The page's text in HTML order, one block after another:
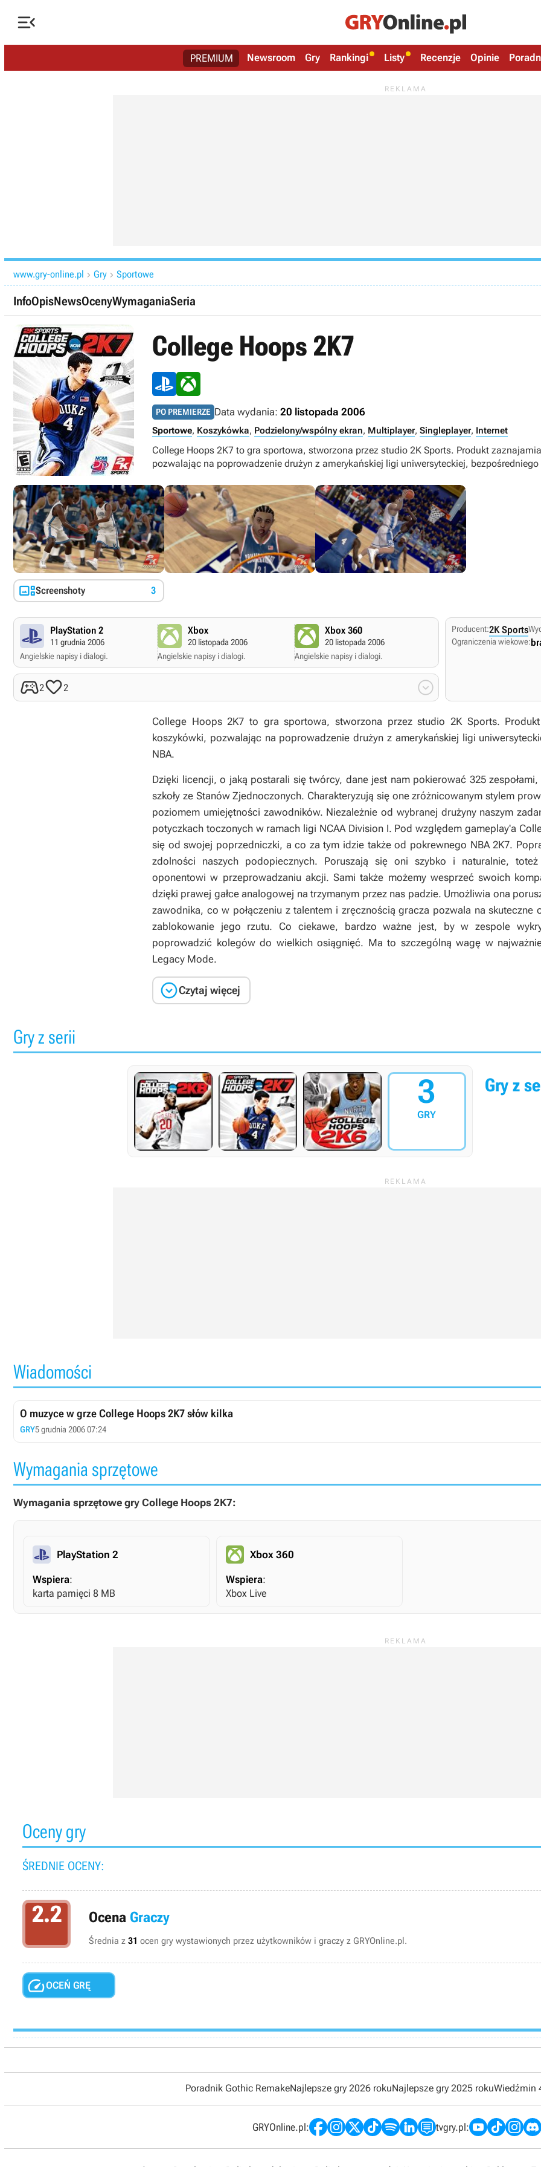

PREMIUM Newsroom Gry Rankingi Listy Recenzje Opinie
www.gry-online.pl  Gry  Sportowe
InfoOpisNewsOcenyWymaganiaSeria
College Hoops 2K7
PO PREMIERZE Data wydania: 20 listopada 2006
Sportowe, Koszykówka, Podzielony/wspólny ekran, Multiplayer, Singleplayer, Internet
College Hoops 2K7 to gra sportowa, stworzona przez studio 2K Sports. Produkt
pozwalając na poprowadzenie drużyn z amerykańskiej ligi uniwersyteckiej, bezpośredniego
Screenshoty 3
PlayStation 2
11 grudnia 2006
Angielskie napisy i dialogi.
Xbox
20 listopada 2006
Angielskie napisy i dialogi.
Xbox 360
20 listopada 2006
Angielskie napisy i dialogi.
22 
Producent:2K Sports
Ograniczenia wiekowe:
College Hoops 2K7 to gra sportowa, stworzona przez studio 2K Sports.
koszykówki, pozwalając na poprowadzenie drużyn z amerykańskiej ligi
NBA.
Dzięki licencji, o jaką postarali się twórcy, dane jest nam pokierować 325
szkoły ze Stanów Zjednoczonych. Charakteryzują się one zróżnicowanym stylem
poziomem umiejętności zawodników. Niezależnie od wybranej drużyny naszym
potyczkach toczonych w ramach ligi NCAA Division I. Pod względem gameplay'a
się od swojej poprzedniczki, a co za tym idzie także od pokrewnego NBA 2K7.
zdolności naszych podopiecznych. Poruszają się oni szybko i naturalnie, toteż
oponentowi w przeprowadzaniu akcji. Sami także możemy wesprzeć swoich
dzięki prawej gałce analogowej na trzymanym przez nas padzie. Umożliwia ona
zawodnika, co w połączeniu z talentem i zręcznością gracza pozwala na skuteczne
zablokowanie jego rzutu. Co ciekawe, bardzo ważne jest, by w zespole
poprowadzić kolegów do wielkich osiągnięć. Ma to szczególną wagę w
Legacy Mode.
Czytaj więcej
Gry z serii
3
GRY
Gry z
Wiadomości
O muzyce w grze College Hoops 2K7 słów kilka
GRY5 grudnia 2006 07:24
Wymagania sprzętowe
Wymagania sprzętowe gry College Hoops 2K7:
PlayStation 2
Wspiera:
karta pamięci 8 MB
Xbox 360
Wspiera:
Xbox Live
Oceny gry
ŚREDNIE OCENY:
2.2 Ocena Graczy
Średnia z 31 ocen gry wystawionych przez użytkowników i graczy z GRYOnline.pl.
OCEŃ GRĘ
Poradnik Gothic RemakeNajlepsze gry 2026 rokuNajlepsze gry 2025 rokuWiedźmin
GRYOnline.pl: tvgry.pl: